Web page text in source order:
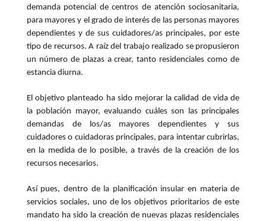
demanda potencial de centros de atención sociosanitaria,
para mayores y el grado de interés de las personas mayores
dependientes y de sus cuidadores/as principales, por este
tipo de recursos. A raíz del trabajo realizado se propusieron
un número de plazas a crear, tanto residenciales como de
estancia diurna.
El objetivo planteado ha sido mejorar la calidad de vida de
la población mayor, evaluando cuáles son las principales
demandas de los/as mayores dependientes y sus
cuidadores o cuidadoras principales, para intentar cubrirlas,
en la medida de lo posible, a través de la creación de los
recursos necesarios.
Así pues, dentro de la planificación insular en materia de
servicios sociales, uno de los objetivos prioritarios de este
mandato ha sido la creación de nuevas plazas residenciales